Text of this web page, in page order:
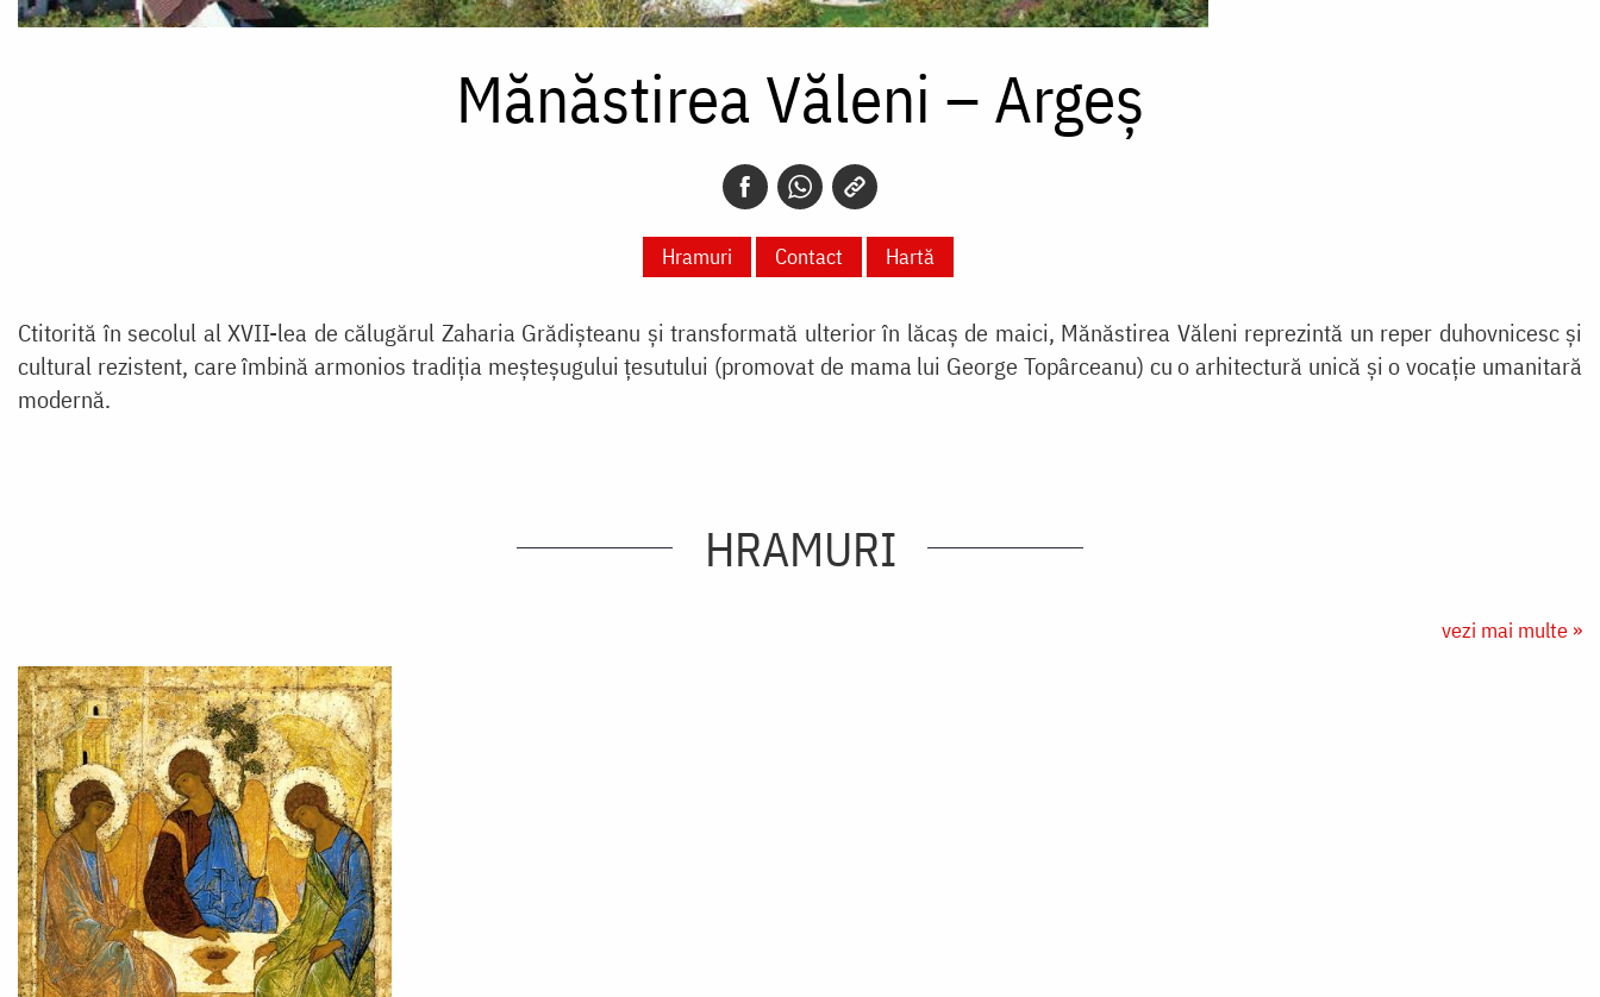
Mănăstirea Văleni – Argeș
Hramuri Contact Hartă
Ctitorită în secolul al XVII-lea de călugărul Zaharia Grădișteanu și transformată ulterior în lăcaș de maici, Mănăstirea Văleni reprezintă un reper duhovnicesc și
cultural rezistent, care îmbină armonios tradiția meșteșugului țesutului (promovat de mama lui George Topârceanu) cu o arhitectură unică și o vocație umanitară
modernă.
HRAMURI
vezi mai multe »